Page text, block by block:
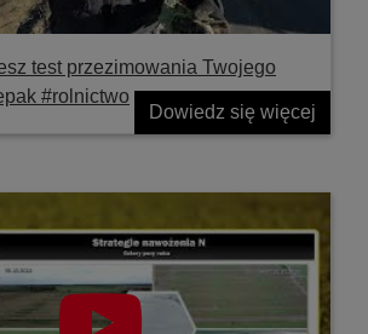
test przezimowania Twojego
#rolnictwo
Dowiedz się więcej